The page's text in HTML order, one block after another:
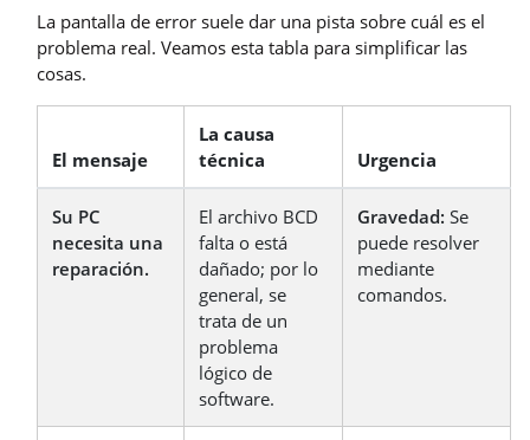
La pantalla de error suele dar una pista sobre cuál es el
problema real. Veamos esta tabla para simplificar las
cosas.
El mensaje
La causa
técnica
Urgencia
Su PC
necesita una
reparación.
El archivo BCD
falta o está
dañado; por lo
general, se
trata de un
problema
lógico de
software.
Gravedad: Se
puede resolver
mediante
comandos.